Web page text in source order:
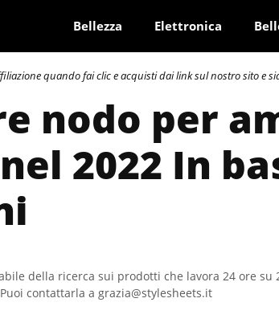
Bellezza Elettronica
quando fai clic e acquisti dai link sul nostro sito e
nodo per
2022 In
della ricerca sui prodotti che lavora 24 ore su
contattarla a grazia@stylesheets.it